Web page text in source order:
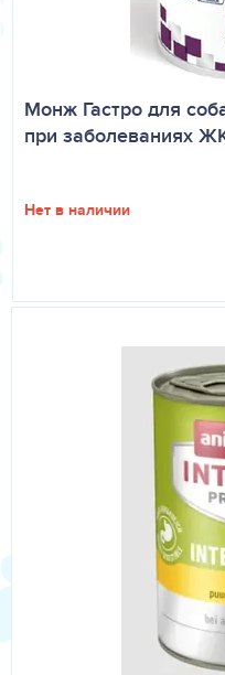
Монж Гастро для
при заболеваниях
Нет в наличии